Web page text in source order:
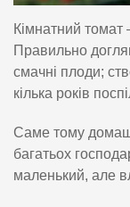
Кімнатний
Правильно
смачні плоди;
кілька років
Саме тому
багатьох
маленький, але